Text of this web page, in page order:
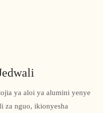
ya aloi ya alumini yenye
za nguo, ikionyesha